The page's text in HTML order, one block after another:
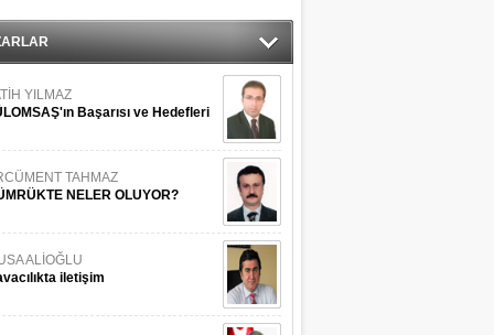
YILMAZ
Başarısı ve Hedefleri
TAHMAZ
NELER OLUYOR?
ALİOĞLU
iletişim